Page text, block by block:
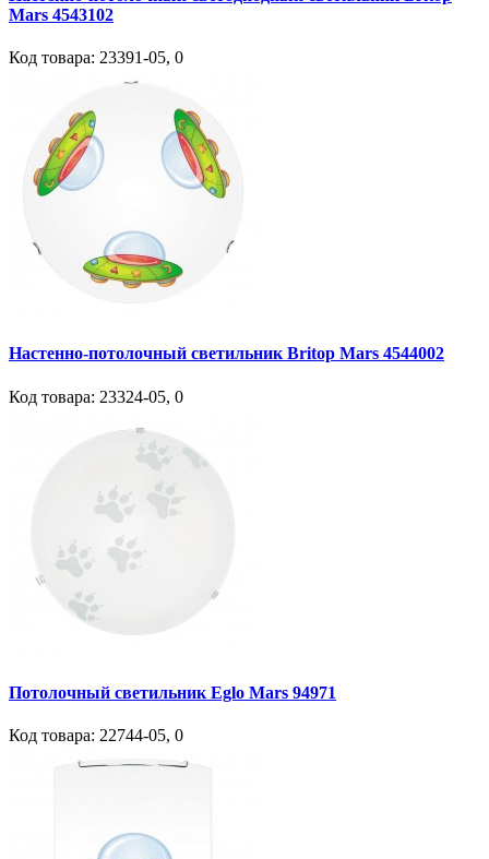
Mars 4543102
Код товара: 23391-05, 0
Настенно-потолочный светильник Britop Mars 4544002
Код товара: 23324-05, 0
Потолочный светильник Eglo Mars 94971
Код товара: 22744-05, 0